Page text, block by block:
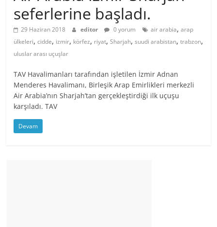
seferlerine başladı.
29 Haziran 2018 editor 0 yorum air arabia,arap
ülkeleri,cidde, izmir, körfez, riyat,Sharjah,suudi arabistan,trabzon,
uluslar arası uçuşlar
TAV Havalimanları tarafından işletilen İzmir Adnan
Menderes Havalimanı, Birleşik Arap Emirlikleri merkezli
Air Arabia’nın Sharjah’tan gerçekleştirdiği ilk uçuşu
karşıladı. TAV
Devam